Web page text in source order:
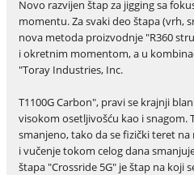
Novo razvijen štap za jigging sa
momentu. Za svaki deo štapa (vrh,
nova metoda proizvodnje "R360
i okretnim momentom, a u
"Toray Industries, Inc.
T1100G Carbon", pravi se krajnji
visokom osetljivošću kao i snagom.
smanjeno, tako da se fizički teret
i vučenje tokom celog dana
štapa "Crossride 5G" je štap na koji